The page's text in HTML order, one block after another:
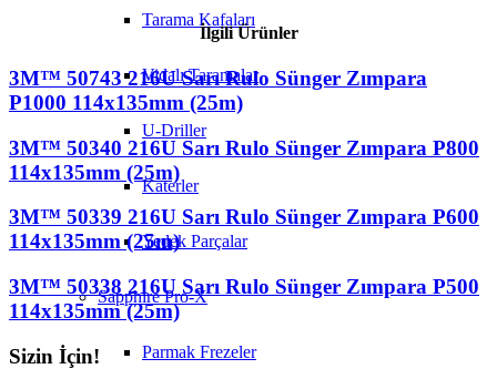
Tarama Kafaları
Vidalı Taramalar
U-Driller
Katerler
Yedek Parçalar
Sapphire Pro-X
Parmak Frezeler
İlgili Ürünler
3M™ 50743 216U Sarı Rulo Sünger Zımpara
P1000 114x135mm (25m)
3M™ 50340 216U Sarı Rulo Sünger Zımpara P800
114x135mm (25m)
3M™ 50339 216U Sarı Rulo Sünger Zımpara P600
114x135mm (25m)
3M™ 50338 216U Sarı Rulo Sünger Zımpara P500
114x135mm (25m)
Sizin İçin!